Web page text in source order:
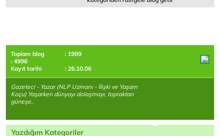
Toplam blog
: 1989
: 4996
Kayıt tarihi
: 26.10.06
Gazeteci - Yazar (NLP Uzmanı - İlişki ve Yaşam
Koçu) Yaşarken dünyayı dolaşmayı, topraktan
güneşe..
Yazdığım Kategoriler